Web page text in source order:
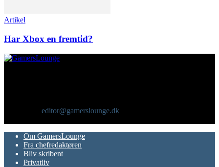
Artikel
Har Xbox en fremtid?
editor@gamerslounge.dk
Om GamersLounge
Fra chefredaktøren
Bliv skribent
Privatliv